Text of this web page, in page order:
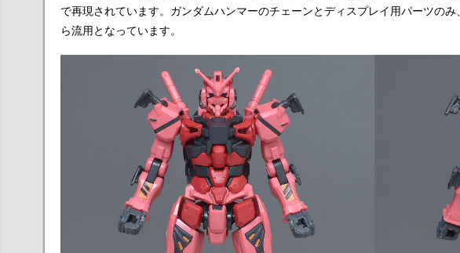
で再現されています。ガンダムハンマーのチェーンとディスプレイ用パーツのみ、
ら流用となっています。